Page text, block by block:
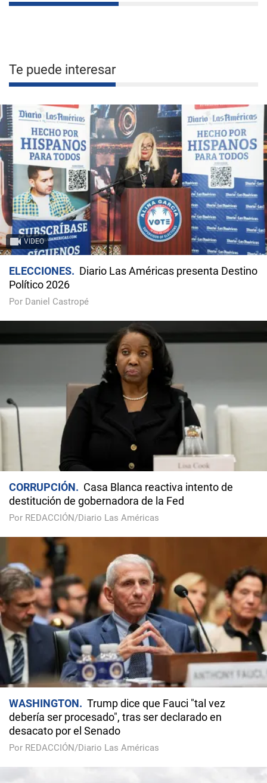
Te puede interesar
VIDEO
ELECCIONES
Diario Las Américas presenta Destino
Político 2026
Por Daniel Castropé
CORRUPCIÓN
Casa Blanca reactiva intento de
destitución de gobernadora de la Fed
Por REDACCIÓN/Diario Las Américas
WASHINGTON
Trump dice que Fauci "tal vez
debería ser procesado", tras ser declarado en
desacato por el Senado
Por REDACCIÓN/Diario Las Américas